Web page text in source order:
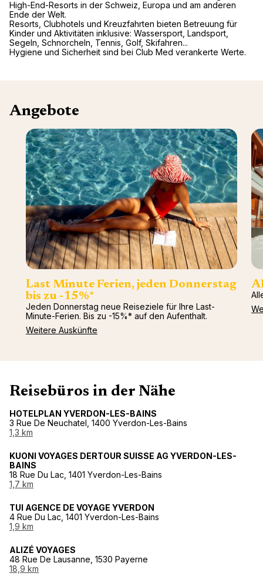
High-End-Resorts in der Schweiz, Europa und am anderen
Ende der Welt.
Resorts, Clubhotels und Kreuzfahrten bieten Betreuung für
Kinder und Aktivitäten inklusive: Wassersport, Landsport,
Segeln, Schnorcheln, Tennis, Golf, Skifahren...
Hygiene und Sicherheit sind bei Club Med verankerte Werte.
Angebote
Last Minute Ferien, jeden Donnerstag
bis zu -15%*
Jeden Donnerstag neue Reiseziele für Ihre Last-
Minute-Ferien. Bis zu -15%* auf den Aufenthalt.
Weitere Auskünfte
Reisebüros in der Nähe
HOTELPLAN YVERDON-LES-BAINS
3 Rue De Neuchatel, 1400 Yverdon-Les-Bains
1,3 km
KUONI VOYAGES DERTOUR SUISSE AG YVERDON-LES-
BAINS
18 Rue Du Lac, 1401 Yverdon-Les-Bains
1,7 km
TUI AGENCE DE VOYAGE YVERDON
4 Rue Du Lac, 1401 Yverdon-Les-Bains
1,9 km
ALIZÉ VOYAGES
48 Rue De Lausanne, 1530 Payerne
18,9 km